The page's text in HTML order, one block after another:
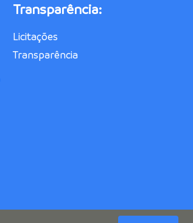
Transparência:
Licitações
Transparência